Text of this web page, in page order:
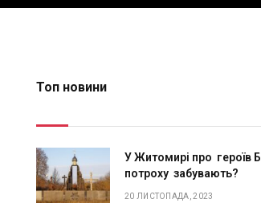
Топ новини
У Житомирі про героїв
потроху забувають?
20 ЛИСТОПАДА, 2023